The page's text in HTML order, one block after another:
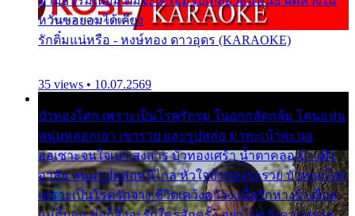
หวั่นขอยอมได้เคียง
รักติ๋มแน่หรือ - หงษ์ทอง ดาวอุดร (KARAOKE)
35 views • 10.07.2569
บัวทองโศก เพราะเป็นโรครักรุม ในอกกลัดกลุ้ม โดนแฟน
หนุ่มหลอกเอา เขารวย และรูปหล่อ มาพะเน้าพะนอ
ออเซาะจนใจเบา สงสาร บัวทองเศร้า น้ำตาคลอเบ้า เฝ้า
อาลัย หนุ่มรูปหล่อหนีไกล หัวใจบัวทองระรวย บัวทองโศก
เพราะเป็นโรครักจาง ชีวิตเคว้งคว้าง เมื่อรักห่างร้างไกล